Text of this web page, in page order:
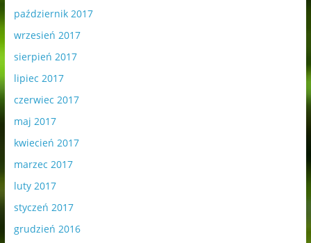
październik 2017
wrzesień 2017
sierpień 2017
lipiec 2017
czerwiec 2017
maj 2017
kwiecień 2017
marzec 2017
luty 2017
styczeń 2017
grudzień 2016